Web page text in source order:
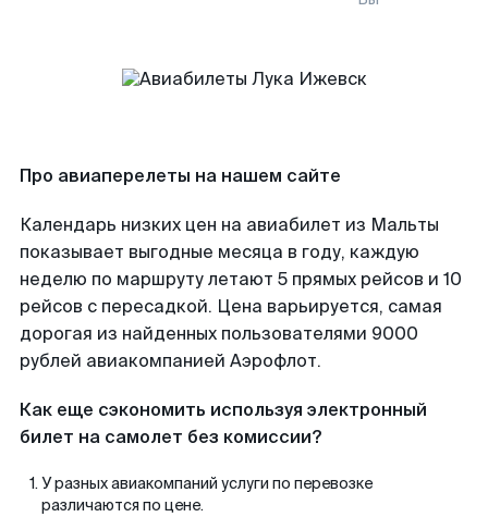
Про авиаперелеты на нашем сайте
Календарь низких цен на авиабилет из Мальты
показывает выгодные месяца в году, каждую
неделю по маршруту летают 5 прямых рейсов и 10
рейсов с пересадкой. Цена варьируется, самая
дорогая из найденных пользователями 9000
рублей авиакомпанией Аэрофлот.
Как еще сэкономить используя электронный
билет на самолет без комиссии?
У разных авиакомпаний услуги по перевозке
различаются по цене.